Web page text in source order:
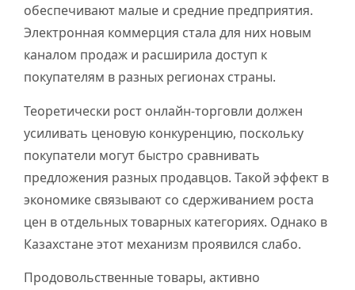
обеспечивают малые и средние предприятия.
Электронная коммерция стала для них новым
каналом продаж и расширила доступ к
покупателям в разных регионах страны.
Теоретически рост онлайн-торговли должен
усиливать ценовую конкуренцию, поскольку
покупатели могут быстро сравнивать
предложения разных продавцов. Такой эффект в
экономике связывают со сдерживанием роста
цен в отдельных товарных категориях. Однако в
Казахстане этот механизм проявился слабо.
Продовольственные товары, активно